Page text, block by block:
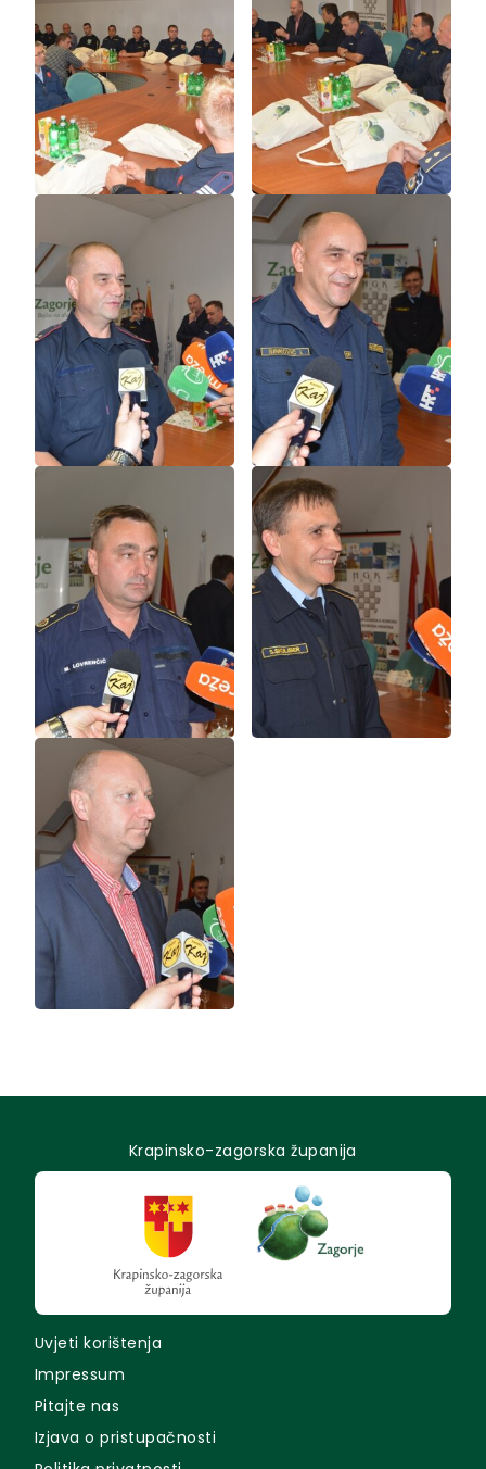
Krapinsko-zagorska županija
Uvjeti korištenja
Impressum
Pitajte nas
Izjava o pristupačnosti